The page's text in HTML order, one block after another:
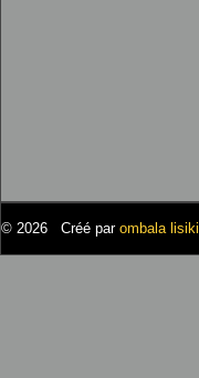
© 2026 Créé par ombala lisiki